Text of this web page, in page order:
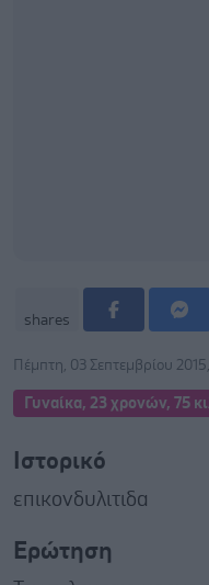
shares
Πέμπτη, 03 Σεπτεμβρίου
Γυναίκα, 23 χρονών, 75
Ιστορικό
επικονδυλιτιδα
Ερώτηση